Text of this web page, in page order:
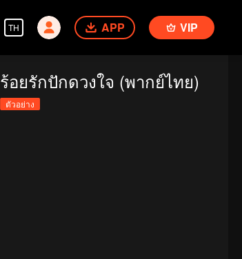
TH APP VIP
ร้อยรักปักดวงใจ (พากย์ไทย)
ตัวอย่าง